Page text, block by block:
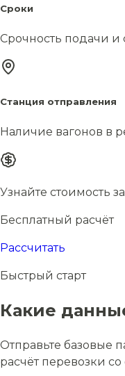
Сроки
Срочность подачи и
Станция отправления
Наличие вагонов в
Узнайте стоимость
Бесплатный расчёт
Рассчитать
Быстрый старт
Какие
Отправьте базовые
расчёт перевозки со